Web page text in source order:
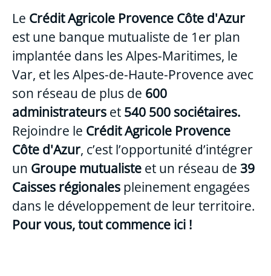
Le Crédit Agricole Provence Côte d'Azur
est une banque mutualiste de 1er plan
implantée dans les Alpes-Maritimes, le
Var, et les Alpes-de-Haute-Provence avec
son réseau de plus de 600
administrateurs et 540 500 sociétaires.
Rejoindre le Crédit Agricole Provence
Côte d'Azur, c’est l’opportunité d’intégrer
un Groupe mutualiste et un réseau de 39
Caisses régionales pleinement engagées
dans le développement de leur territoire.
Pour vous, tout commence ici !